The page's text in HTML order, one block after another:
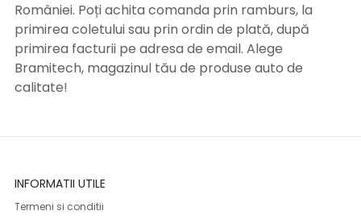
României. Poți achita comanda prin ramburs, la
primirea coletului sau prin ordin de plată, după
primirea facturii pe adresa de email. Alege
Bramitech, magazinul tău de produse auto de
calitate!
INFORMATII UTILE
Termeni si conditii